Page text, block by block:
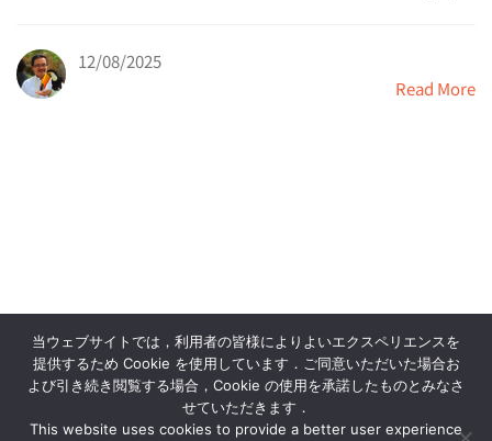
12/08/2025
Read More
当ウェブサイトでは，利用者の皆様によりよいエクスペリエンスを
提供するため Cookie を使用しています．ご同意いただいた場合お
よび引き続き閲覧する場合，Cookie の使用を承諾したものとみなさ
せていただきます．
This website uses cookies to provide a better user experience